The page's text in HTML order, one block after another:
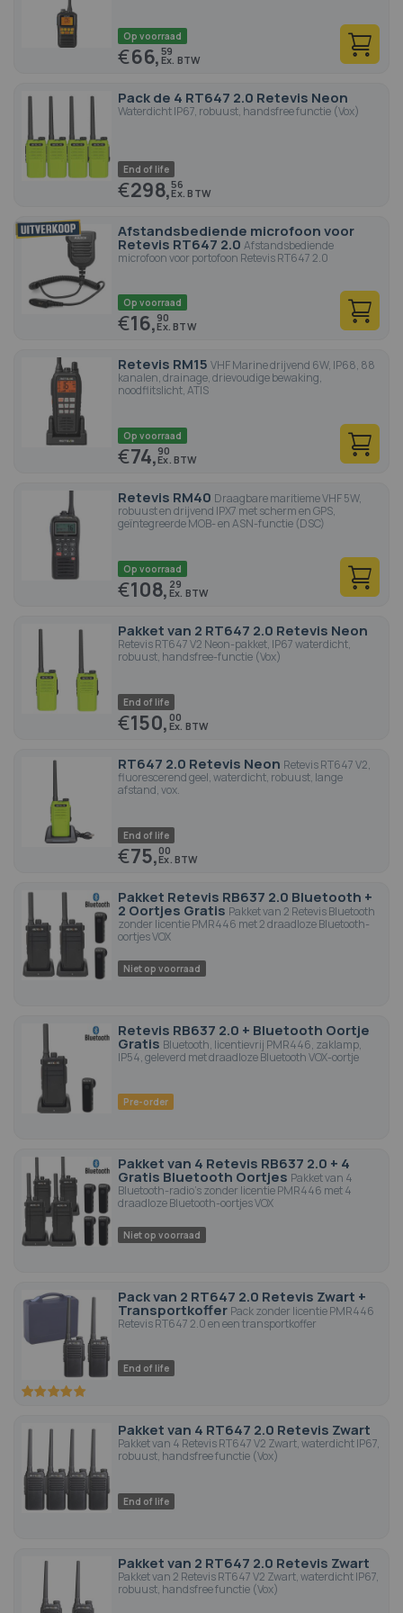
microfoons, riemclips voor de verschillende Portofoons
walkies.
Op voorraad
€66,59
Pack de 4 RT647 2.0 Retevis Neon
Waterdicht IP67, robuust, handsfree functie (Vox)
End of life
€298,56
Afstandsbediende microfoon voor
Retevis RT647 2.0 Afstandsbediende
microfoon voor portofoon Retevis RT647 2.0
Op voorraad
€16,90
Retevis RM15 VHF Marine drijvend 6W, IP68, 88
kanalen, drainage, drievoudige bewaking,
noodflitslicht, ATIS
Op voorraad
€74,90
Retevis RM40 Draagbare maritieme VHF 5W,
robuust en drijvend IPX7 met scherm en GPS,
geïntegreerde MOB- en ASN-functie (DSC)
Op voorraad
€108, 29
Pakket van 2 RT647 2.0 Retevis Neon
Retevis RT647 V2 Neon-pakket, IP67 waterdicht,
robuust, handsfree-functie (Vox)
End of life
€150,00
RT647 2.0 Retevis Neon Retevis RT647 V2,
fluorescerend geel, waterdicht, robuust, lange
afstand, vox.
End of life
€75,00
Pakket Retevis RB637 2.0 Bluetooth +
2 Oortjes Gratis Pakket van 2 Retevis Bluetooth
zonder licentie PMR446 met 2 draadloze Bluetooth-
oortjes VOX
Niet op voorraad
Retevis RB637 2.0 + Bluetooth Oortje
Gratis Bluetooth, licentievrij PMR446, zaklamp,
IP54, geleverd met draadloze Bluetooth VOX-oortje
Pre-order
Pakket van 4 Retevis RB637 2.0 + 4
Gratis Bluetooth Oortjes Pakket van 4
Bluetooth-radio's zonder licentie PMR446 met 4
draadloze Bluetooth-oortjes VOX
Niet op voorraad
Pack van 2 RT647 2.0 Retevis Zwart +
Transportkoffer Pack zonder licentie PMR446
Retevis RT647 2.0 en een transportkoffer
100 100
End of life
Pakket van 4 RT647 2.0 Retevis Zwart
Pakket van 4 Retevis RT647 V2 Zwart, waterdicht IP67,
robuust, handsfree functie (Vox)
End of life
Pakket van 2 RT647 2.0 Retevis Zwart
Pakket van 2 Retevis RT647 V2 Zwart, waterdicht IP67,
robuust, handsfree functie (Vox)